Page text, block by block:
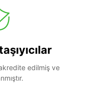
akredite edilmiş ve